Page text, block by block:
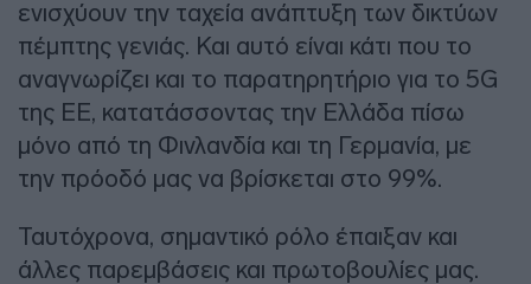
ενισχύουν την ταχεία ανάπτυξη των δικτύων
πέμπτης γενιάς. Και αυτό είναι κάτι που το
αναγνωρίζει και το παρατηρητήριο για το 5G
της ΕΕ, κατατάσσοντας την Ελλάδα πίσω
μόνο από τη Φινλανδία και τη Γερμανία, με
την πρόοδό μας να βρίσκεται στο 99%.
Ταυτόχρονα, σημαντικό ρόλο έπαιξαν και
άλλες παρεμβάσεις και πρωτοβουλίες μας.